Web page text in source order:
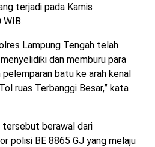
terjadi pada Kamis
Lampung Tengah telah
dan memburu para
batu ke arah kenal
ruas Terbanggi Besar,” kata
tersebut berawal dari
polisi BE 8865 GJ yang melaju